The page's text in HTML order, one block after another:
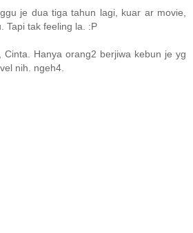
je dua tiga tahun lagi, kuar ar movie,
Tapi tak feeling la. :P
Cinta. Hanya orang2 berjiwa kebun je yg
nih. ngeh4.